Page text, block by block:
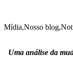
Mídia,Nosso blog,
Uma análise da